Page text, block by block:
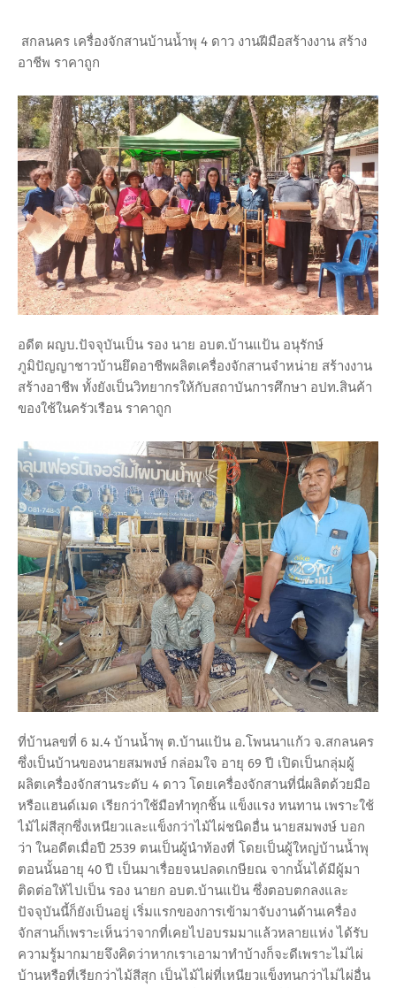
สกลนคร เครื่องจักสานบ้านน้ำพุ 4 ดาว งานฝีมือสร้างงาน สร้าง
อาชีพ ราคาถูก
อดีต ผญบ.ปัจจุบันเป็น รอง นาย อบต.บ้านแป้น อนุรักษ์
ภูมิปัญญาชาวบ้านยึดอาชีพผลิตเครื่องจักสานจำหน่าย สร้างงาน
สร้างอาชีพ ทั้งยังเป็นวิทยากรให้กับสถาบันการศึกษา อปท.สินค้า
ของใช้ในครัวเรือน ราคาถูก
ที่บ้านลขที่ 6 ม.4 บ้านน้ำพุ ต.บ้านแป้น อ.โพนนาแก้ว จ.สกลนคร
ซึ่งเป็นบ้านของนายสมพงษ์ กล่อมใจ อายุ 69 ปี เปิดเป็นกลุ่มผู้
ผลิตเครื่องจักสานระดับ 4 ดาว โดยเครื่องจักสานที่นี่ผลิตด้วยมือ
หรือแฮนด์เมด เรียกว่าใช้มือทำทุกชิ้น แข็งแรง ทนทาน เพราะใช้
ไม้ไผ่สีสุกซึ่งเหนียวและแข็งกว่าไม้ไผ่ชนิดอื่น นายสมพงษ์ บอก
ว่า ในอดีตเมื่อปี 2539 ตนเป็นผู้นำท้องที่ โดยเป็นผู้ใหญ่บ้านน้ำพุ
ตอนนั้นอายุ 40 ปี เป็นมาเรื่อยจนปลดเกษียณ จากนั้นได้มีผู้มา
ติดต่อให้ไปเป็น รอง นายก อบต.บ้านแป้น ซึ่งตอบตกลงและ
ปัจจุบันนี้ก็ยังเป็นอยู่ เริ่มแรกของการเข้ามาจับงานด้านเครื่อง
จักสานก็เพราะเห็นว่าจากที่เคยไปอบรมมาแล้วหลายแห่ง ได้รับ
ความรู้มากมายจึงคิดว่าหากเราเอามาทำบ้างก็จะดีเพราะไม่ไผ่
บ้านหรือที่เรียกว่าไม้สีสุก เป็นไม้ไผ่ที่เหนียวแข็งทนกว่าไม่ไผ่อื่น